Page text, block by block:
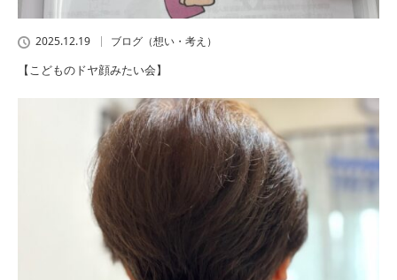
2025.12.19 ブログ（想い・考え）
【こどものドヤ顔みたい会】